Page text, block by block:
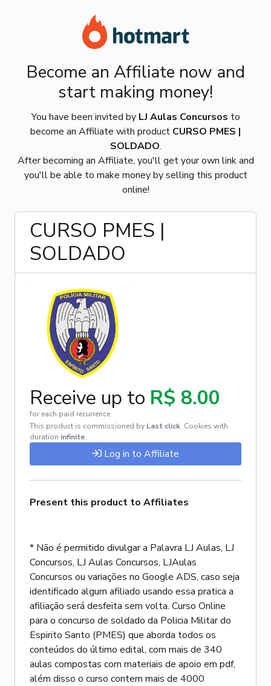
Become an Affiliate now and
start making money!
You have been invited by LJ Aulas Concursos to
become an Affiliate with product CURSO PMES |
SOLDADO.
After becoming an Affiliate, you'll get your own link and
you'll be able to make money by selling this product
online!
CURSO PMES |
SOLDADO
Receive up to R$ 8.00
for each paid recurrence
This product is commissioned by Last click, Cookies with
duration infinite.
Log in to Affiliate
Present this product to Affiliates
* Não é permitido divulgar a Palavra LJ Aulas, LJ
Concursos, LJ Aulas Concursos, LJAulas
Concursos ou variações no Google ADS, caso seja
identificado algum afiliado usando essa pratica a
afiliação será desfeita sem volta. Curso Online
para o concurso de soldado da Policia Militar do
Espirito Santo (PMES) que aborda todos os
conteúdos do último edital, com mais de 340
aulas compostas com materiais de apoio em pdf,
além disso o curso contem mais de 4000